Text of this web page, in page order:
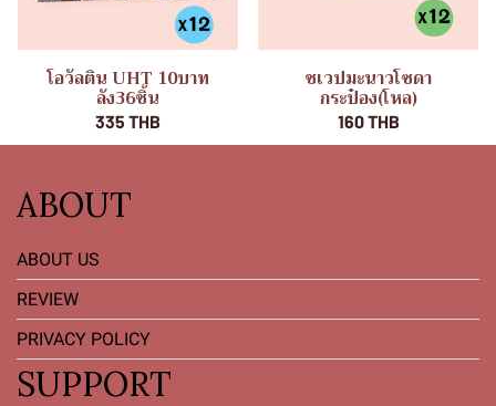
โอวัลติน UHT 10บาท
ลัง36ชิ้น
335 THB
ชเวปมะนาวโซดา
กระป๋อง(โหล)
160 THB
ABOUT
ABOUT US
REVIEW
PRIVACY POLICY
SUPPORT